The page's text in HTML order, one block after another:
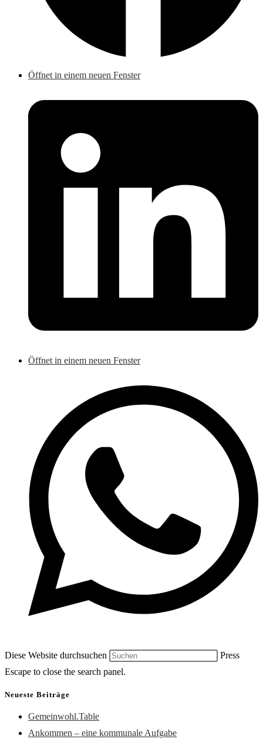
Öffnet in einem neuen Fenster
Öffnet in einem neuen Fenster
Diese Website durchsuchen
Press
Escape to close the search panel.
Neueste Beiträge
Gemeinwohl.Table
Ankommen – eine kommunale Aufgabe